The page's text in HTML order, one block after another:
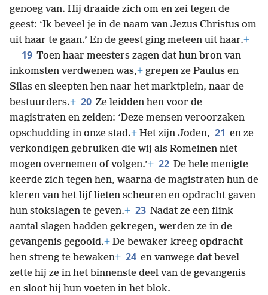
genoeg van. Hij draaide zich om en zei tegen de
geest: ‘Ik beveel je in de naam van Jezus Christus om
uit haar te gaan.’ En de geest ging meteen uit haar.+
19 Toen haar meesters zagen dat hun bron van
inkomsten verdwenen was,+ grepen ze Paulus en
Silas en sleepten hen naar het marktplein, naar de
bestuurders.+ 20 Ze leidden hen voor de
magistraten en zeiden: ‘Deze mensen veroorzaken
opschudding in onze stad.+ Het zijn Joden, 21 en ze
verkondigen gebruiken die wij als Romeinen niet
mogen overnemen of volgen.’+ 22 De hele menigte
keerde zich tegen hen, waarna de magistraten hun de
kleren van het lijf lieten scheuren en opdracht gaven
hun stokslagen te geven.+ 23 Nadat ze een flink
aantal slagen hadden gekregen, werden ze in de
gevangenis gegooid.+ De bewaker kreeg opdracht
hen streng te bewaken+ 24 en vanwege dat bevel
zette hij ze in het binnenste deel van de gevangenis
en sloot hij hun voeten in het blok.